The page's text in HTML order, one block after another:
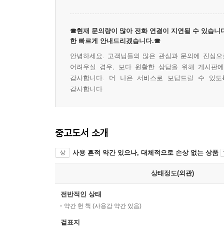
☎현재 문의량이 많아 전화 연결이 지연될 수 있습니
한 빠르게 안내드리겠습니다.☎
안녕하세요. 고객님들의 많은 관심과 문의에 진심
어려우실 경우, 보다 원활한 상담을 위해 게시판
감사합니다. 더 나은 서비스로 보답드릴 수 있도
감사합니다
중고도서 소개
상 사용 흔적 약간 있으나, 대체적으로 손상 없는 상품
상태정도(외관)
전반적인 상태
약간 헌 책 (사용감 약간 있음)
겉표지